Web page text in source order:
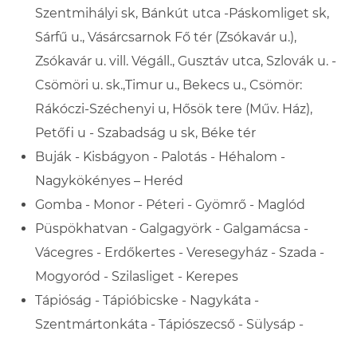
Szentmihályi sk, Bánkút utca -Páskomliget sk,
Sárfű u., Vásárcsarnok Fő tér (Zsókavár u.),
Zsókavár u. vill. Végáll., Gusztáv utca, Szlovák u. -
Csömöri u. sk.,Timur u., Bekecs u., Csömör:
Rákóczi-Széchenyi u, Hősök tere (Műv. Ház),
Petőfi u - Szabadság u sk, Béke tér
Buják - Kisbágyon - Palotás - Héhalom -
Nagykökényes – Heréd
Gomba - Monor - Péteri - Gyömrő - Maglód
Püspökhatvan - Galgagyörk - Galgamácsa -
Vácegres - Erdőkertes - Veresegyház - Szada -
Mogyoród - Szilasliget - Kerepes
Tápióság - Tápióbicske - Nagykáta -
Szentmártonkáta - Tápiószecső - Sülysáp -